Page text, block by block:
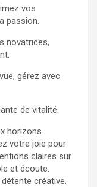
vos
passion.
novatrices,
gérez avec
de vitalité.
horizons
votre joie pour
claires sur
et écoute.
créative.